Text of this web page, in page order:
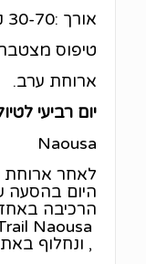
אורך :30-70 ק"מ
טיפוס מצטבר: 450-550
ארוחת ערב.
יום רביעי
Naousa
לאחר ארוחת
הרכיבה באחד
, ונחלוף